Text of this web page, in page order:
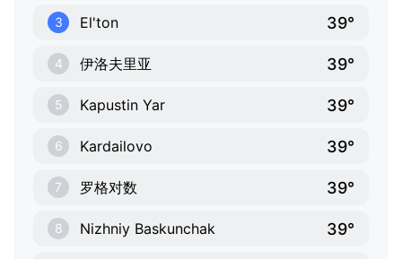
3 El'ton 39°
4 伊洛夫里亚 39°
5 Kapustin Yar 39°
6 Kardailovo 39°
7 罗格对数 39°
8 Nizhniy Baskunchak 39°